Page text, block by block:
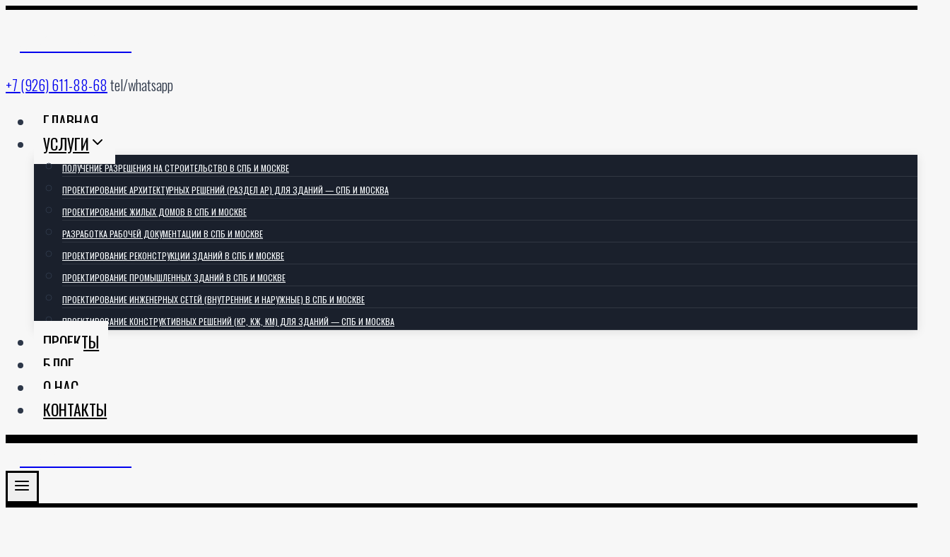
Перейти
содержимому
+7 (926) 611-88-68tel/whatsapp
ГЛАВНАЯ
УСЛУГИ
ПОЛУЧЕНИЕ РАЗРЕШЕНИЯ НА СТРОИТЕЛЬСТВО В СПБ И МОСКВЕ
ПРОЕКТИРОВАНИЕ АРХИТЕКТУРНЫХ РЕШЕНИЙ (РАЗДЕЛ АР) ДЛЯ ЗДАНИЙ — СПБ И МОСКВА
ПРОЕКТИРОВАНИЕ ЖИЛЫХ ДОМОВ В СПБ И МОСКВЕ
РАЗРАБОТКА РАБОЧЕЙ ДОКУМЕНТАЦИИ В СПБ И МОСКВЕ
ПРОЕКТИРОВАНИЕ РЕКОНСТРУКЦИИ ЗДАНИЙ В СПБ И МОСКВЕ
ПРОЕКТИРОВАНИЕ ПРОМЫШЛЕННЫХ ЗДАНИЙ В СПБ И МОСКВЕ
ПРОЕКТИРОВАНИЕ ИНЖЕНЕРНЫХ СЕТЕЙ (ВНУТРЕННИЕ И НАРУЖНЫЕ) В СПБ И МОСКВЕ
ПРОЕКТИРОВАНИЕ КОНСТРУКТИВНЫХ РЕШЕНИЙ (КР, КЖ, КМ) ДЛЯ ЗДАНИЙ — СПБ И МОСКВА
ПРОЕКТЫ
БЛОГ
О НАС
КОНТАКТЫ